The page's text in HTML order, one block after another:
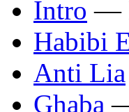
Intro —
Habibi
Anti Lia
Ghaba